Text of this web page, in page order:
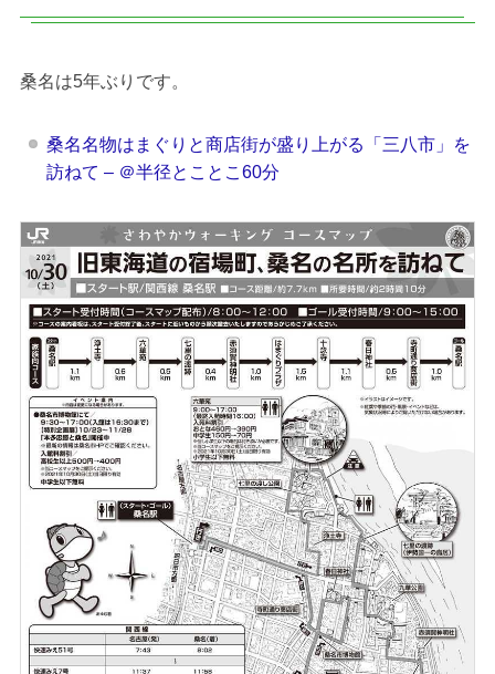
桑名は5年ぶりです。
桑名名物はまぐりと商店街が盛り上がる「三八市」を
訪ねて – ＠半径とことこ60分